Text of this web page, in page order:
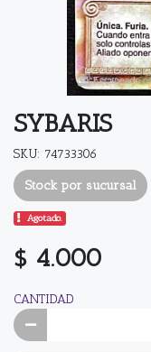
SYBARIS
SKU: 74733306
Stock por sucursal
Agotado.
$ 4.000
CANTIDAD